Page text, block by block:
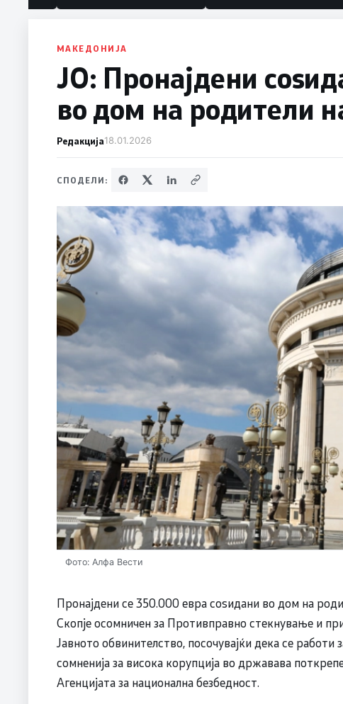
МАКЕДОНИЈА
ЈО: Пронајдени
во дом на родители
Редакција18.01.2026
СПОДЕЛИ:
Фото: Алфа Вести
Пронајдени се 350.000 евра соѕидани во дом на
Скопје осомничен за Противправно стекнување и
Јавното обвинителство, посочувајќи дека се
сомненија за висока корупција во државава
Агенцијата за национална безбедност.